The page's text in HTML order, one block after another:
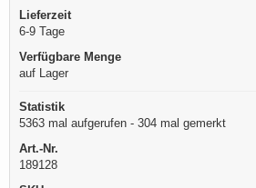
Lieferzeit
6-9 Tage
Verfügbare Menge
auf Lager
Statistik
5363 mal aufgerufen - 304 mal gemerkt
Art.-Nr.
189128